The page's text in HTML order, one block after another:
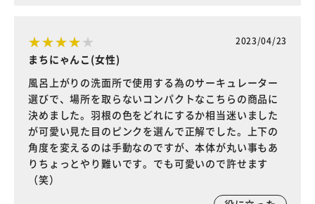
2023/04/23
まちにゃんこ(女性)
風呂上がりの洗面所で使用する為のサーキュレーター
選びで、場所を取らないコンパクトなこちらの商品に
決めました。羽根の色をどれにするか相当迷いました
が可愛い見た目のピンクを選んで正解でした。上下の
角度を変えるのは手動なのですが、本体が丸い事もあ
りちょっとやり難いです。でも可愛いので許せます
（笑）